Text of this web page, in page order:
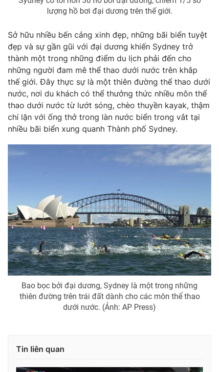
lượng hồ bơi đại dương trên thế giới.
Sở hữu nhiều bến cảng xinh đẹp, những bãi biển tuyệt
đẹp và sự gần gũi với đại dương khiến Sydney trở
thành một trong những điểm du lịch phải đến cho
những người đam mê thể thao dưới nước trên khắp
thế giới. Đây thực sự là một thiên đường thể thao dưới
nước, nơi du khách có thể thưởng thức nhiều môn thể
thao dưới nước từ lướt sóng, chèo thuyền kayak, thậm
chí lặn với ống thở trong làn nước biển trong vắt tại
nhiều bãi biển xung quanh Thành phố Sydney.
Bao bọc bởi đại dương, Sydney là một trong những
thiên đường trên trái đất dành cho các môn thể thao
dưới nước. (Ảnh: AP Press)
Tin liên quan